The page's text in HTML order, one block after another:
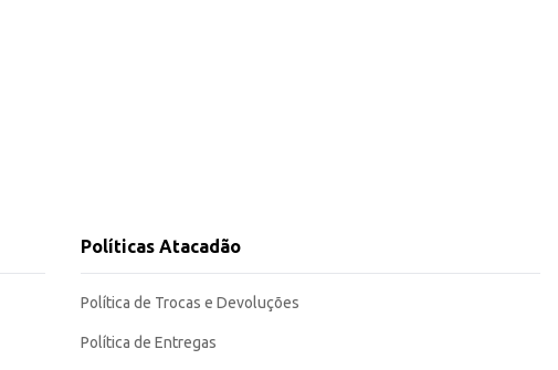
Políticas Atacadão
Política de Trocas e Devoluções
Política de Entregas